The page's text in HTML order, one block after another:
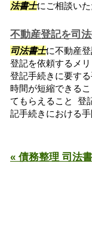
法書士にご相談い
不動産登記を司
司法書士に不動産
登記を依頼するメ
登記手続きに要す
時間が短縮できる
てもらえること 登
記手続きにおける
« 債務整理 司法